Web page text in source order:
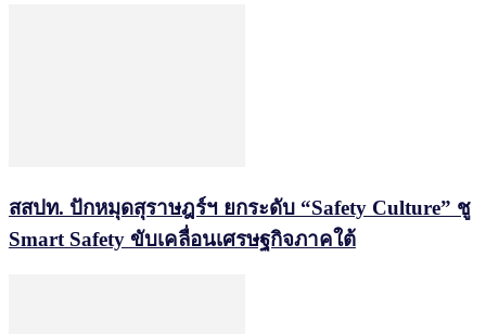
สสปท. ปักหมุดสุราษฎร์ฯ ยกระดับ “Safety Culture” ชู
Smart Safety ขับเคลื่อนเศรษฐกิจภาคใต้